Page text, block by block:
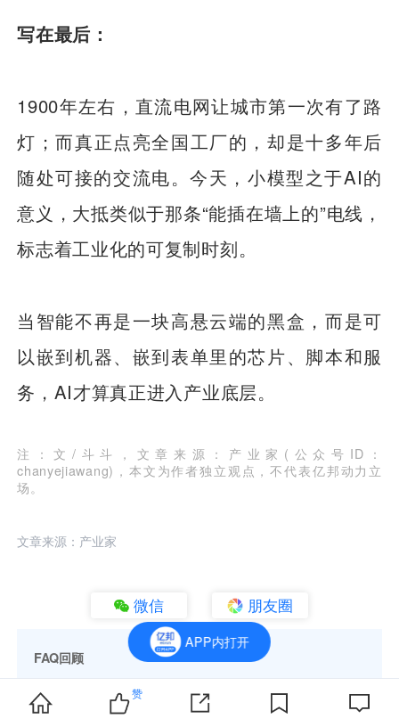
写在最后：
1900年左右，直流电网让城市第一次有了路
灯；而真正点亮全国工厂的，却是十多年后
随处可接的交流电。今天，小模型之于AI的
意义，大抵类似于那条“能插在墙上的”电线，
标志着工业化的可复制时刻。
当智能不再是一块高悬云端的黑盒，而是可
以嵌到机器、嵌到表单里的芯片、脚本和服
务，AI才算真正进入产业底层。
注：文/斗斗，文章来源：产业家(公众号ID：
chanyejiawang)，本文为作者独立观点，不代表亿邦动力立
场。
文章来源：产业家
微信 朋友圈
FAQ回顾
小模型在AI Agent落地中有哪些核心优势？
小模型在AI Agent落地中具备成本低（相比GPT-4成本下降
APP内打开
赞